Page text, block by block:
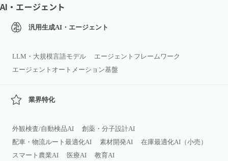
AI・エージェント
汎用生成AI・エージェント
LLM・大規模言語モデル
エージェントフレームワーク
エージェントオートメーション基盤
業界特化
外観検査/自動検品AI
創薬・分子設計AI
配車・物流ルート最適化AI
素材開発AI
在庫最適化AI（小売）
スマート農業AI
医療AI 教育AI